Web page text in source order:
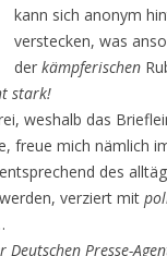
kann sich anonym
verstecken, was
der kämpferischen
stark!
weshalb das
freue mich nämlich
des
verziert mit
Deutschen Presse-